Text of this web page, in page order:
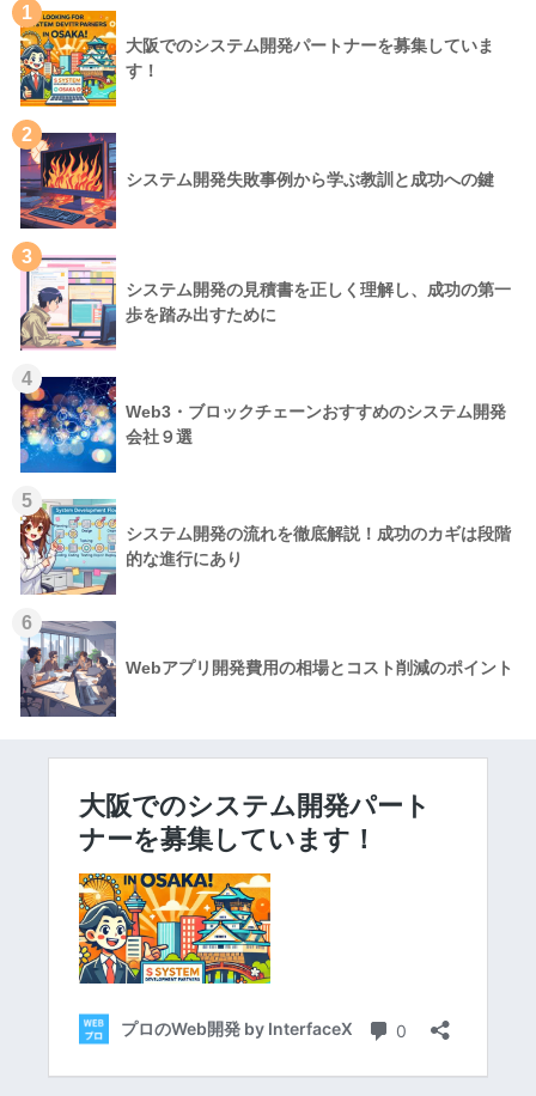
1
大阪でのシステム開発パートナーを募集していま
す！
2
システム開発失敗事例から学ぶ教訓と成功への鍵
3
システム開発の見積書を正しく理解し、成功の第一
歩を踏み出すために
4
Web3・ブロックチェーンおすすめのシステム開発
会社９選
5
システム開発の流れを徹底解説！成功のカギは段階
的な進行にあり
6
Webアプリ開発費用の相場とコスト削減のポイント